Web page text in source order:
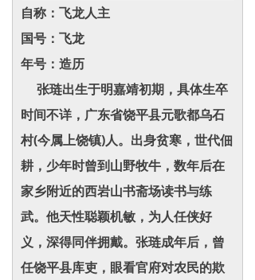
自称：飞龙人主
国号：飞龙
年号：造历
张琏出生于明嘉靖初期，具体生卒
时间不详，广东省饶平县元歌都乌石
村(今属上饶镇)人。出身贫寒，世代佃
耕，少年时曾到山野牧牛，数年后在
家乡附近的西岩山书斋场读书与练
武。他天性聪颖机敏，为人任侠好
义，深得同伴拥戴。张琏成年后，曾
任饶平县库吏，眼看官府对农民的欺